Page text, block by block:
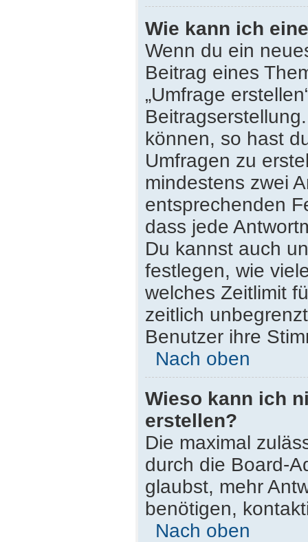
Wie kann ich
Wenn du ein
Beitrag eines
„Umfrage
können, so hast
Umfragen zu
mindestens zwei
entsprechenden
dass jede
Du kannst auch
festlegen, wie
welches Zeitlimit
zeitlich
Benutzer ihre
Nach oben
Wieso kann ich
erstellen?
Die maximal
durch die Board-
glaubst, mehr
benötigen,
Nach oben